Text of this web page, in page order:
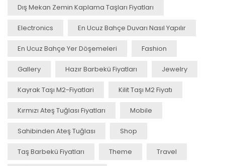
Dış Mekan Zemin Kaplama Taşları Fiyatları
Electronics En Ucuz Bahçe Duvarı Nasıl Yapılır
En Ucuz Bahçe Yer Döşemeleri Fashion
Gallery Hazır Barbekü Fiyatları Jewelry
Kayrak Taşı M2-Fiyatlari Kilit Taşı M2 Fiyatı
Kırmızı Ateş Tuğlası Fiyatları Mobile
Sahibinden Ateş Tuğlası Shop
Taş Barbekü Fiyatları Theme Travel